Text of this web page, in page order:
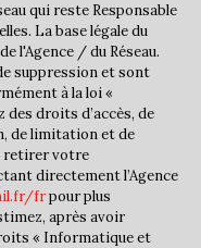
qui reste Responsable
La base légale du
l'Agence / du Réseau.
suppression et sont
à la loi «
droits d’accès, de
de limitation et de
retirer votre
directement l’Agence
frpour plus
après avoir
« Informatique et